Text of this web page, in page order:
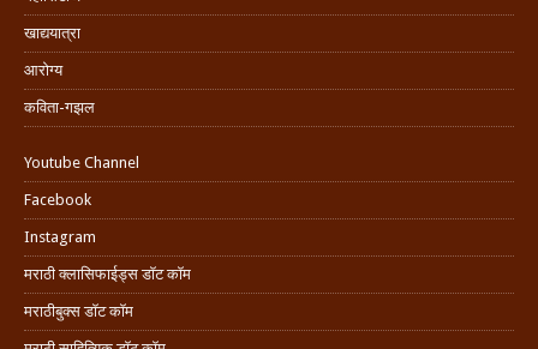
खाद्ययात्रा
आरोग्य
कविता-गझल
Youtube Channel
Facebook
Instagram
मराठी क्लासिफाईड्स डॉट कॉम
मराठीबुक्स डॉट कॉम